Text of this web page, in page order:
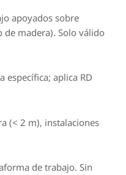
apoyados sobre
de madera). Solo válido
específica; aplica RD
(< 2 m), instalaciones
de trabajo. Sin